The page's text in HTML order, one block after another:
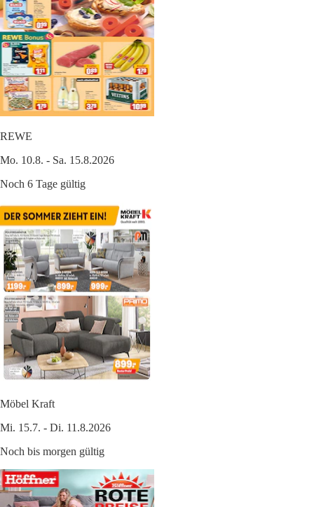
REWE
Mo. 10.8. - Sa. 15.8.2026
Noch 6 Tage gültig
Möbel Kraft
Mi. 15.7. - Di. 11.8.2026
Noch bis morgen gültig